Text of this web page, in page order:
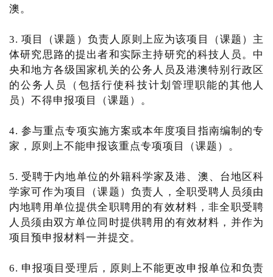
澳。
3. 项目（课题）负责人原则上应为该项目（课题）主
体研究思路的提出者和实际主持研究的科技人员。中
央和地方各级国家机关的公务人员及港澳特别行政区
的公务人员（包括行使科技计划管理职能的其他人
员）不得申报项目（课题）。
4. 参与重点专项实施方案或本年度项目指南编制的专
家，原则上不能申报该重点专项项目（课题）。
5. 受聘于内地单位的外籍科学家及港、澳、台地区科
学家可作为项目（课题）负责人，全职受聘人员须由
内地聘用单位提供全职聘用的有效材料，非全职受聘
人员须由双方单位同时提供聘用的有效材料，并作为
项目预申报材料一并提交。
6. 申报项目受理后，原则上不能更改申报单位和负责